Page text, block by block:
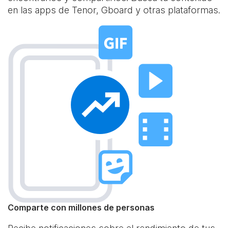
en las apps de Tenor, Gboard y otras plataformas.
Comparte con millones de personas